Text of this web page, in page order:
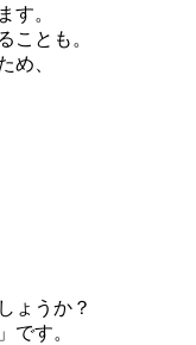
す。
ことも。
め、
ょうか？
です。